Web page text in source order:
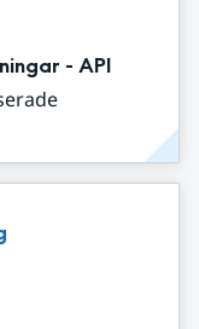
- API